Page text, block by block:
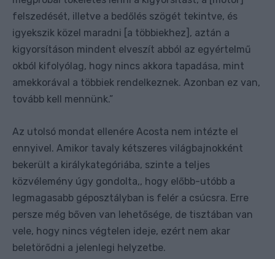
felszedését, illetve a bedőlés szögét tekintve, és
igyekszik közel maradni [a többiekhez], aztán a
kigyorsításon mindent elveszít abból az egyértelmű
okból kifolyólag, hogy nincs akkora tapadása, mint
amekkorával a többiek rendelkeznek. Azonban ez van,
tovább kell mennünk.”
Az utolsó mondat ellenére Acosta nem intézte el
ennyivel. Amikor tavaly kétszeres világbajnokként
bekerült a királykategóriába, szinte a teljes
közvélemény úgy gondolta,, hogy előbb-utóbb a
legmagasabb géposztályban is felér a csúcsra. Erre
persze még bőven van lehetősége, de tisztában van
vele, hogy nincs végtelen ideje, ezért nem akar
beletörődni a jelenlegi helyzetbe.